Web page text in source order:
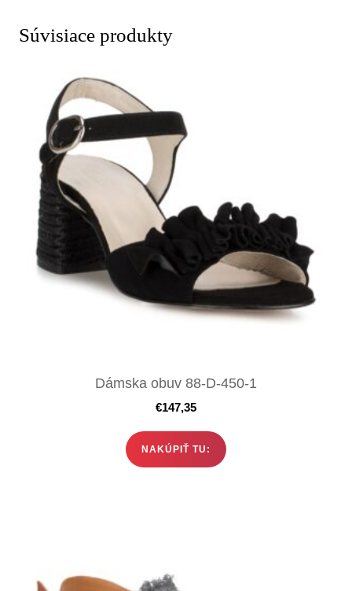
Súvisiace produkty
Dámska obuv 88-D-450-1
€147,35
NAKÚPIŤ TU: